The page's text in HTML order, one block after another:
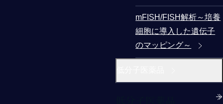
mFISH/FISH解析～培養
細胞に導入した遺伝子
のマッピング～